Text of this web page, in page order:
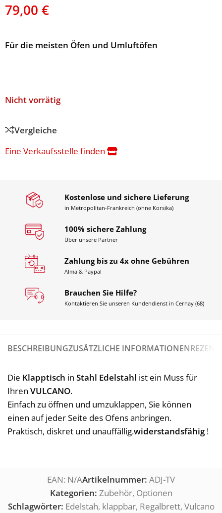
79,00 €
Für die meisten Öfen und Umluftöfen
Nicht vorrätig
Vergleiche
Eine Verkaufsstelle finden
Kostenlose und sichere Lieferung
in Metropolitan-Frankreich (ohne Korsika)
100% sichere Zahlung
Über unsere Partner
Zahlung bis zu 4x ohne Gebühren
Alma & Paypal
Brauchen Sie Hilfe?
Kontaktieren Sie unseren Kundendienst in Cernay (68)
BESCHREIBUNGZUSÄTZLICHE INFORMATIONEN
Die Klapptisch in Stahl Edelstahl ist ein Muss für
Ihren VULCANO.
Einfach zu öffnen und umzuklappen, Sie können
einen auf jeder Seite des Ofens anbringen.
Praktisch, diskret und unauffällig.widerstandsfähig!
EAN: N/AArtikelnummer: ADJ-TV
Kategorien: Zubehör, Optionen
Schlagwörter: Edelstah, klappbar, Regalbrett, Vulcano